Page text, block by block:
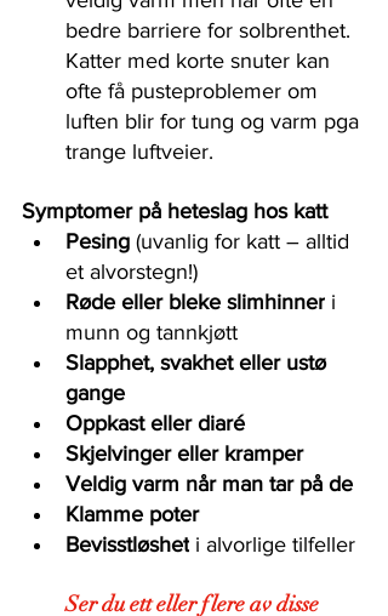
bedre barriere for solbrenthet.
Katter med korte snuter kan
ofte få pusteproblemer om
luften blir for tung og varm pga
trange luftveier.
Symptomer på heteslag hos katt
Pesing (uvanlig for katt – alltid
et alvorstegn!)
Røde eller bleke slimhinner i
munn og tannkjøtt
Slapphet, svakhet eller ustø
gange
Oppkast eller diaré
Skjelvinger eller kramper
Veldig varm når man tar på de
Klamme poter
Bevisstløshet i alvorlige tilfeller
Ser du ett eller flere av disse